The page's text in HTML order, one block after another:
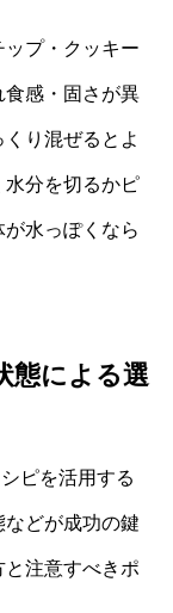
プ・クッキー
食感・固さが異
り混ぜるとよ
水分を切るかピ
水っぽくなら
態による選
ピを活用する
どが成功の鍵
注意すべきポ